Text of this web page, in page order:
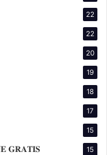
22
22
20
19
18
17
15
𝐆𝐑𝐀𝐓𝐈𝐒 15